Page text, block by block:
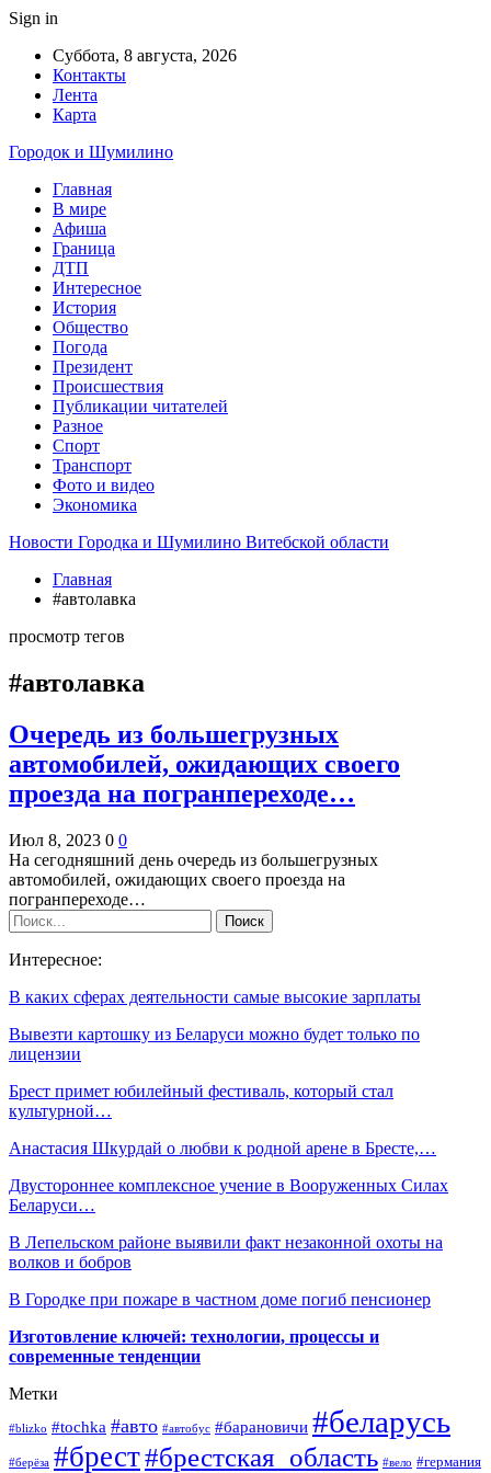
Sign in
Суббота, 8 августа, 2026
Контакты
Лента
Карта
Городок и Шумилино
Главная
В мире
Афиша
Граница
ДТП
Интересное
История
Общество
Погода
Президент
Происшествия
Публикации читателей
Разное
Спорт
Транспорт
Фото и видео
Экономика
Новости Городка и Шумилино Витебской области
Главная
#автолавка
просмотр тегов
#автолавка
Очередь из большегрузных
автомобилей, ожидающих своего
проезда на погранпереходе…
Июл 8, 2023 0 0
На сегодняшний день очередь из большегрузных
автомобилей, ожидающих своего проезда на
погранпереходе…
Интересное:
В каких сферах деятельности самые высокие зарплаты
Вывезти картошку из Беларуси можно будет только по
лицензии
Брест примет юбилейный фестиваль, который стал
культурной…
Анастасия Шкурдай о любви к родной арене в Бресте,…
Двустороннее комплексное учение в Вооруженных Силах
Беларуси…
В Лепельском районе выявили факт незаконной охоты на
волков и бобров
В Городке при пожаре в частном доме погиб пенсионер
Изготовление ключей: технологии, процессы и
современные тенденции
Метки
#blizko #tochka #авто #автобус #барановичи #беларусь
#берёза #брест#брестская_область #вело #германия